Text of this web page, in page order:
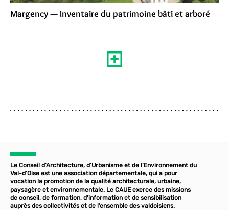
Margency — Inventaire du patrimoine bâti et arboré
Le Conseil d’Architecture, d’Urbanisme et de l’Environnement du
Val-d’Oise est une association départementale, qui a pour
vocation la promotion de la qualité architecturale, urbaine,
paysagère et environnementale. Le CAUE exerce des missions
de conseil, de formation, d'information et de sensibilisation
auprès des collectivités et de l’ensemble des valdoisiens.